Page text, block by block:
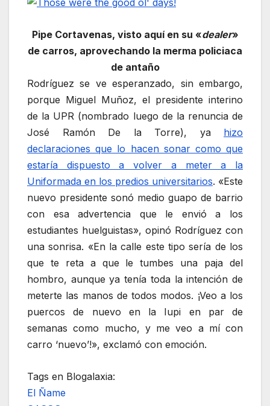
Pipe Cortavenas, visto aquí en su «dealer»
de carros, aprovechando la merma policiaca
de antaño
Rodríguez se ve esperanzado, sin embargo,
porque Miguel Muñoz, el presidente interino
de la UPR (nombrado luego de la renuncia de
José Ramón De la Torre), ya hizo
declaraciones que lo hacen sonar como que
estaría dispuesto a volver a meter a la
Uniformada en los predios universitarios. «Este
nuevo presidente sonó medio guapo de barrio
con esa advertencia que le envió a los
estudiantes huelguistas», opinó Rodríguez con
una sonrisa. «En la calle este tipo sería de los
que te reta a que le tumbes una paja del
hombro, aunque ya tenía toda la intención de
meterte las manos de todos modos. ¡Veo a los
puercos de nuevo en la Iupi en par de
semanas como mucho, y me veo a mí con
carro ‘nuevo’!», exclamó con emoción.
Tags en Blogalaxia:
El Ñame